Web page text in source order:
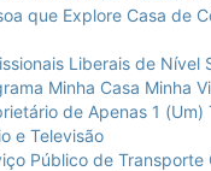
que Explore Casa
Liberais de Nível
Minha Casa Minha
de Apenas 1 (Um)
e Televisão
Público de